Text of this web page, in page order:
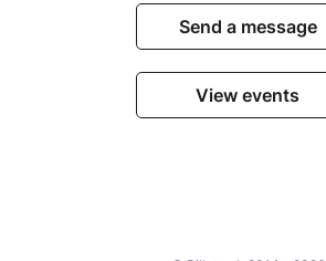
Send a message
View events